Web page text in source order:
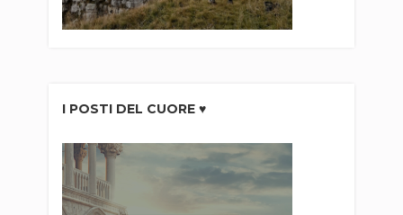
I POSTI DEL CUORE ♥